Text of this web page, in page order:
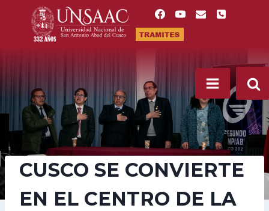
contenido
CUSCO SE CONVIERTE
EN EL CENTRO DE LA